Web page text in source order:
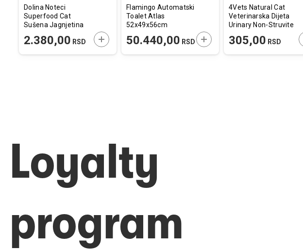
U KORPU
Dolina Noteci
Superfood Cat
Sušena Jagnjetina
2.380,00 RSD DODAJTE U KORPU
Flamingo Automatski
Toalet Atlas
52x49x56cm
50.440,00 RSD DODAJTE U KORPU
4Vets Natural Cat
Veterinarska Dijeta
Urinary Non-Struvite
305,00 RSD
Loyalty
program